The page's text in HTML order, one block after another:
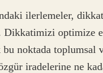
ilerlemeler,
Dikkatimizi optimize
noktada toplumsal
iradelerine ne